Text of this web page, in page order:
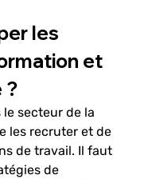
les
et
?
secteur de la
les recruter et de
de travail. Il faut
de